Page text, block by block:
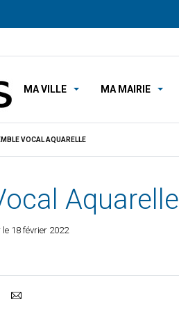
MA VILLE MA MAIRIE
VOCAL AQUARELLE
Aquarelle
18 février 2022